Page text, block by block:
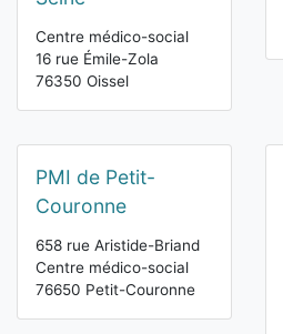
Centre médico-social
16 rue Émile-Zola
76350 Oissel
PMI de Petit-
Couronne
658 rue Aristide-Briand
Centre médico-social
76650 Petit-Couronne